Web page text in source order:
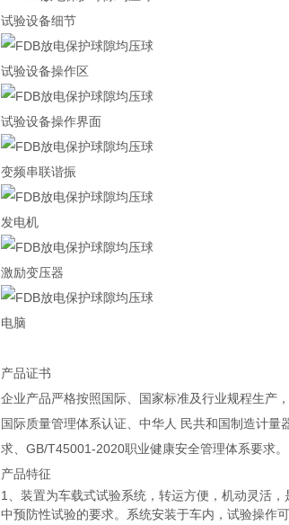
试验设备细节
试验设备操作区
试验设备操作界面
变频串联谐振
发电机
激励变压器
电脑
产品证书
企业产品严格按照国际、国家标准及行业规程生产
国际质量管理体系认证、中华人 民共和国制造计
求、GB/T45001-2020职业健康安全管理体系要求。
产品特征
1、装置为车载式试验系统，转运方便，机动灵活
中预防性试验的要求。系统安装于车内，试验操作可